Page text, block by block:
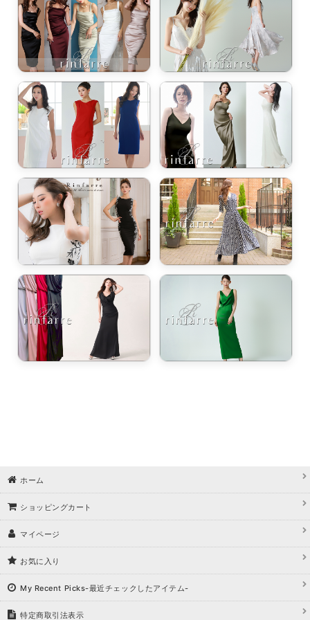
ホーム
ショッピングカート
マイページ
お気に入り
My Recent Picks-最近チェックしたアイテム-
特定商取引法表示